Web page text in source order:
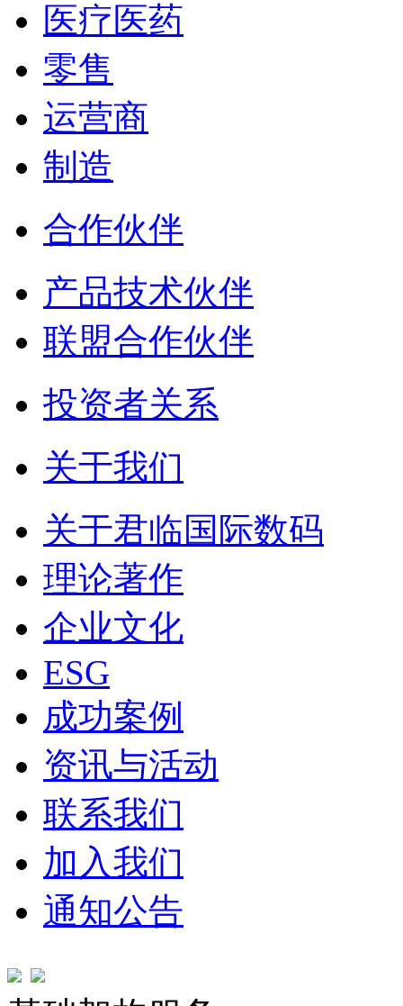
医疗医药
零售
运营商
制造
合作伙伴
产品技术伙伴
联盟合作伙伴
投资者关系
关于我们
关于君临国际数码
理论著作
企业文化
ESG
成功案例
资讯与活动
联系我们
加入我们
通知公告